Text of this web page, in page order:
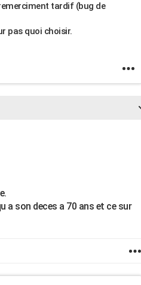
tardif (bug de
pas quoi choisir.
a son deces a 70 ans et ce sur